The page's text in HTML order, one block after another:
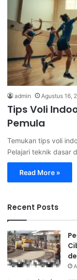
admin Agustus 16,
Tips Voli
Pemula
Temukan tips voli
Pelajari teknik dasar
Read More »
Recent Posts